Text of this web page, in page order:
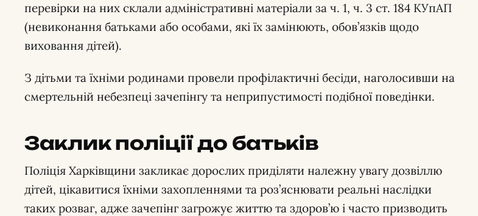
перевірки на них склали адміністративні матеріали за ч. 1, ч. 3 ст. 184 КУпАП
(невиконання батьками або особами, які їх замінюють, обов’язків щодо
виховання дітей).
З дітьми та їхніми родинами провели профілактичні бесіди, наголосивши на
смертельній небезпеці зачепінгу та неприпустимості подібної поведінки.
Заклик поліції до батьків
Поліція Харківщини закликає дорослих приділяти належну увагу дозвіллю
дітей, цікавитися їхніми захопленнями та роз’яснювати реальні наслідки
таких розваг, адже зачепінг загрожує життю та здоров’ю і часто призводить